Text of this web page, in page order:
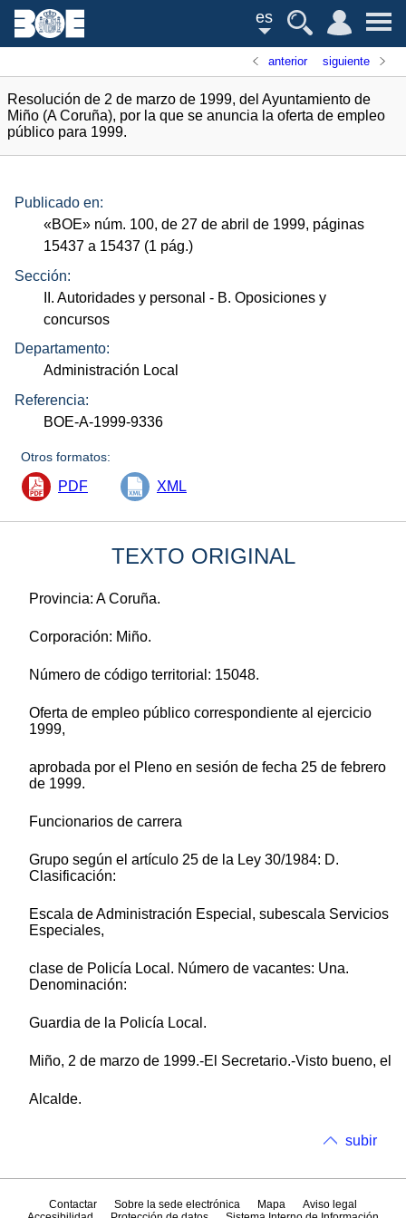
es
anterior siguiente
Resolución de 2 de marzo de 1999, del Ayuntamiento de
Miño (A Coruña), por la que se anuncia la oferta de empleo
público para 1999.
Publicado en:
«BOE» núm. 100, de 27 de abril de 1999, páginas
15437 a 15437 (1 pág.)
Sección:
II. Autoridades y personal - B. Oposiciones y
concursos
Departamento:
Administración Local
Referencia:
BOE-A-1999-9336
Otros formatos:
PDF XML
TEXTO ORIGINAL
Provincia: A Coruña.
Corporación: Miño.
Número de código territorial: 15048.
Oferta de empleo público correspondiente al ejercicio
1999,
aprobada por el Pleno en sesión de fecha 25 de febrero
de 1999.
Funcionarios de carrera
Grupo según el artículo 25 de la Ley 30/1984: D.
Clasificación:
Escala de Administración Especial, subescala Servicios
Especiales,
clase de Policía Local. Número de vacantes: Una.
Denominación:
Guardia de la Policía Local.
Miño, 2 de marzo de 1999.-El Secretario.-Visto bueno, el
Alcalde.
subir
Contactar Sobre la sede electrónica Mapa
Aviso legal